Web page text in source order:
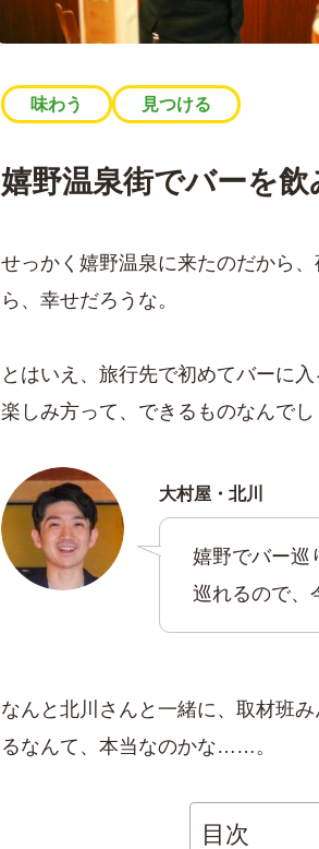
嬉野温泉街でバーを
味わう 見つける
せっかく嬉野温泉に来たのだから
ら、幸せだろうな。
とはいえ、旅行先で初めてバーに
楽しみ方って、できるものなんでし
大村屋・北川
嬉野でバー巡
巡れるので、
なんと北川さんと一緒に、取材班
るなんて、本当なのかな……。
目次